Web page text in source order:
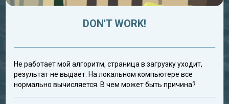
DON'T WORK!
Не работает мой алгоритм, страница в загрузку уходит,
результат не выдает. На локальном компьютере все
нормально вычисляется. В чем может быть причина?